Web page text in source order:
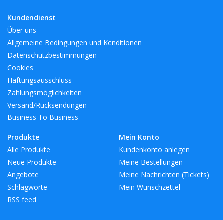
Kundendienst
Über uns
Allgemeine Bedingungen und Konditionen
Datenschutzbestimmungen
Cookies
Haftungsausschluss
Zahlungsmöglichkeiten
Versand/Rücksendungen
Business To Business
Produkte
Alle Produkte
Neue Produkte
Angebote
Schlagworte
RSS feed
Mein Konto
Kundenkonto anlegen
Meine Bestellungen
Meine Nachrichten (Tickets)
Mein Wunschzettel